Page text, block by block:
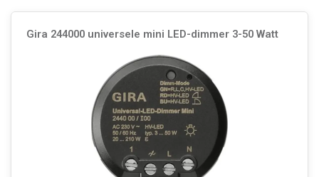
Gira 244000 universele mini LED-dimmer 3-50 Watt